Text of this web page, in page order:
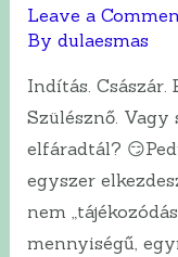
a
legjobb
nekem?
Leave a
By dulaesmas
Indítás. Császár.
Szülésznő.
elfáradtál?
egyszer
nem
mennyiségű,